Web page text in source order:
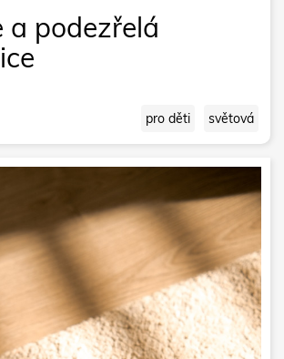
a podezřelá
pro děti světová